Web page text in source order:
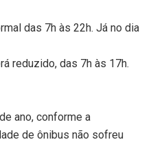
das 7h às 22h. Já no dia
reduzido, das 7h às 17h.
ano, conforme a
de ônibus não sofreu